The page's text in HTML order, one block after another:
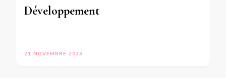
Développement
21 NOVEMBRE 2023